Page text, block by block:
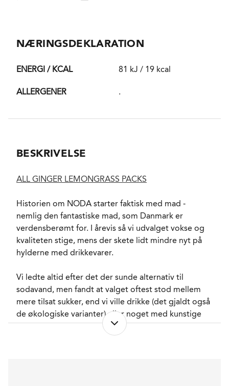
BESKRIVELSE
ALL GINGER LEMONGRASS PACKS
Historien om NODA starter faktisk med mad -
nemlig den fantastiske mad, som Danmark er
verdensberømt for. I årevis så vi udvalget vokse og
kvaliteten stige, mens der skete lidt mindre nyt på
hylderne med drikkevarer.
Vi ledte altid efter det der sunde alternativ til
sodavand, men fandt at valget oftest stod mellem
mere tilsat sukker, end vi ville drikke (det gjaldt også
de økologiske varianter) eller noget med kunstige
sødemidler.
NÆRINGSDEKLARATION
ENERGI / KCAL 81 kJ / 19 kcal
ALLERGENER .